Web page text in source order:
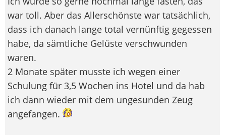
war toll. Aber das Allerschönste war tatsächlich,
dass ich danach lange total vernünftig gegessen
habe, da sämtliche Gelüste verschwunden
waren.
2 Monate später musste ich wegen einer
Schulung für 3,5 Wochen ins Hotel und da hab
ich dann wieder mit dem ungesunden Zeug
angefangen.